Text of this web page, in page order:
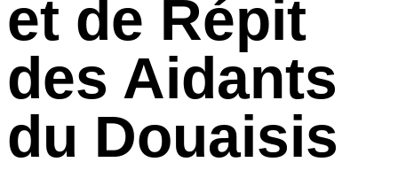
et de Répit
des Aidants
du Douaisis